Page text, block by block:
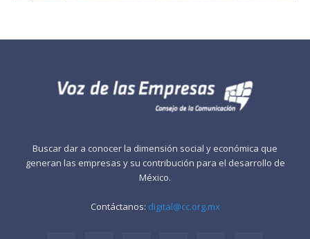
Buscar dar a conocer la dimensión social y económica que
generan las empresas y su contribución para el desarrollo de
México.
Contáctanos: digital@cc.org.mx